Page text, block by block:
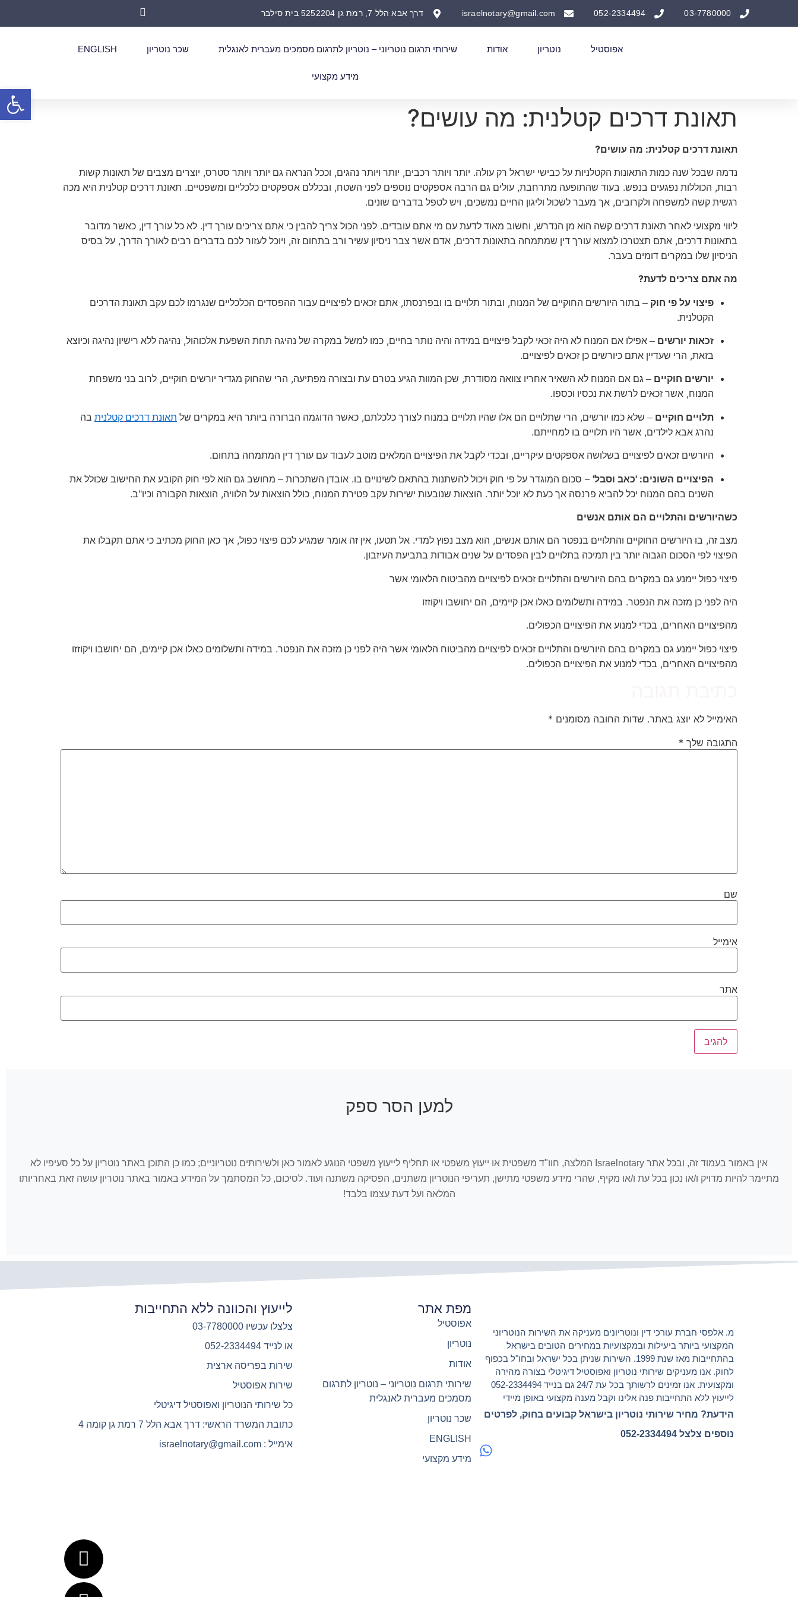
03-7780000
052-2334494
israelnotary@gmail.com דרך אבא הלל 7, רמת גן 5252204 בית סילבר
אפוסטיל נוטריון אודות שירותי תרגום נוטריוני – נוטריון לתרגום מסמכים מעברית לאנגלית שכר נוטריון ENGLISH
מידע מקצועי
תאונת דרכים קטלנית: מה עושים?
תאונת דרכים קטלנית: מה עושים?
נדמה שבכל שנה כמות התאונות הקטלניות על כבישי ישראל רק עולה. יותר ויותר רכבים, יותר ויותר נהגים, וככל הנראה גם יותר ויותר סטרס, יוצרים מצבים של תאונות קשות
רבות, הכוללות נפגעים בנפש. בעוד שהתופעה מתרחבת, עולים גם הרבה אספקטים נוספים לפני השטח, ובכללם אספקטים כלכליים ומשפטיים. תאונת דרכים קטלנית היא מכה
רגשית קשה למשפחה ולקרובים, אך מעבר לשכול וליגון החיים נמשכים, ויש לטפל בדברים שונים.
ליווי מקצועי לאחר תאונת דרכים קשה הוא מן הנדרש, וחשוב מאוד לדעת עם מי אתם עובדים. לפני הכול צריך להבין כי אתם צריכים עורך דין. לא כל עורך דין, כאשר מדובר
בתאונות דרכים, אתם תצטרכו למצוא עורך דין שמתמחה בתאונות דרכים, אדם אשר צבר ניסיון עשיר ורב בתחום זה, ויוכל לעזור לכם בדברים רבים לאורך הדרך, על בסיס
הניסיון שלו במקרים דומים בעבר.
מה אתם צריכים לדעת?
פיצוי על פי חוק – בתור היורשים החוקיים של המנוח, ובתור תלויים בו ובפרנסתו, אתם זכאים לפיצויים עבור ההפסדים הכלכליים שנגרמו לכם עקב תאונת הדרכים
הקטלנית.
זכאות יורשים – אפילו אם המנוח לא היה זכאי לקבל פיצויים במידה והיה נותר בחיים, כמו למשל במקרה של נהיגה תחת השפעת אלכוהול, נהיגה ללא רישיון נהיגה וכיוצא
בזאת, הרי שעדיין אתם כיורשים כן זכאים לפיצויים.
יורשים חוקיים – גם אם המנוח לא השאיר אחריו צוואה מסודרת, שכן המוות הגיע בטרם עת ובצורה מפתיעה, הרי שהחוק מגדיר יורשים חוקיים, לרוב בני משפחת
המנוח, אשר זכאים לרשת את נכסיו וכספו.
תלויים חוקיים – שלא כמו יורשים, הרי שתלויים הם אלו שהיו תלויים במנוח לצורך כלכלתם, כאשר הדוגמה הברורה ביותר היא במקרים של תאונת דרכים קטלנית בה
נהרג אבא לילדים, אשר היו תלויים בו למחייתם.
היורשים זכאים לפיצויים בשלושה אספקטים עיקריים, ובכדי לקבל את הפיצויים המלאים מוטב לעבוד עם עורך דין המתמחה בתחום.
הפיצויים השונים: 'כאב וסבל'
– סכום המוגדר על פי חוק ויכול להשתנות בהתאם לשינויים בו. אובדן השתכרות – מחושב גם הוא לפי חוק הקובע את החישוב שכולל את
השנים בהם המנוח יכל להביא פרנסה אך כעת לא יוכל יותר. הוצאות שנובעות ישירות עקב פטירת המנוח, כולל הוצאות על הלוויה, הוצאות הקבורה וכיו"ב.
כשהיורשים והתלויים הם אותם אנשים
מצב זה, בו היורשים החוקיים והתלויים בנפטר הם אותם אנשים, הוא מצב נפוץ למדי. אל תטעו, אין זה אומר שמגיע לכם פיצוי כפול, אך כאן החוק מכתיב כי אתם תקבלו את
הפיצוי לפי הסכום הגבוה יותר בין תמיכה בתלויים לבין הפסדים על שנים אבודות בתביעת העיזבון.
פיצוי כפול יימנע גם במקרים בהם היורשים והתלויים זכאים לפיצויים מהביטוח הלאומי אשר
היה לפני כן מזכה את הנפטר. במידה ותשלומים כאלו אכן קיימים, הם יחושבו ויקוזזו
מהפיצויים האחרים, בכדי למנוע את הפיצויים הכפולים.
פיצוי כפול יימנע גם במקרים בהם היורשים והתלויים זכאים לפיצויים מהביטוח הלאומי אשר היה לפני כן מזכה את הנפטר. במידה ותשלומים כאלו אכן קיימים, הם יחושבו ויקוזזו
מהפיצויים האחרים, בכדי למנוע את הפיצויים הכפולים.
האימייל לא יוצג באתר. שדות החובה מסומנים *
התגובה שלך *
שם
אימייל
אתר
למען הסר ספק
אין באמור בעמוד זה, ובכל אתר Israelnotary המלצה, חוו"ד משפטית או ייעוץ משפטי או תחליף לייעוץ משפטי הנוגע לאמור כאן ולשירותים נוטריוניים; כמו כן התוכן באתר נוטריון על כל סעיפיו לא
מתיימר להיות מדויק ו/או נכון בכל עת ו/או מקיף, שהרי מידע משפטי מתישן, תעריפי הנוטריון משתנים, הפסיקה משתנה ועוד. לסיכום, כל המסתמך על המידע באמור באתר נוטריון עושה זאת באחריותו
המלאה ועל דעת עצמו בלבד!
מ. אלפסי חברת עורכי דין ונוטריונים מעניקה את השירות הנוטריוני
המקצועי ביותר ביעילות ובמקצועיות במחירים הטובים בישראל
בהתחייבות מאז שנת 1999. השירות שניתן בכל ישראל ובחו"ל בכפוף
לחוק. אנו מעניקים שירותי נוטריון ואפוסטיל דיגיטלי בצורה מהירה
ומקצועית. אנו זמינים לרשותך בכל עת 24/7 גם בנייד 052-2334494
לייעוץ ללא התחייבות פנה אלינו וקבל מענה מקצועי באופן מיידי
הידעת? מחיר שירותי נוטריון בישראל קבועים בחוק, לפרטים
נוספים צלצל 052-2334494
מפת אתר
אפוסטיל
נוטריון
אודות
שירותי תרגום נוטריוני – נוטריון לתרגום
מסמכים מעברית לאנגלית
שכר נוטריון
ENGLISH
מידע מקצועי
לייעוץ והכוונה ללא התחייבות
צלצלו עכשיו 03-7780000
או לנייד 052-2334494
שירות בפריסה ארצית
שירות אפוסטיל
כל שירותי הנוטריון ואפוסטיל דיגיטלי
כתובת המשרד הראשי: דרך אבא הלל 7 רמת גן קומה 4
אימייל : israelnotary@gmail.com
פתח